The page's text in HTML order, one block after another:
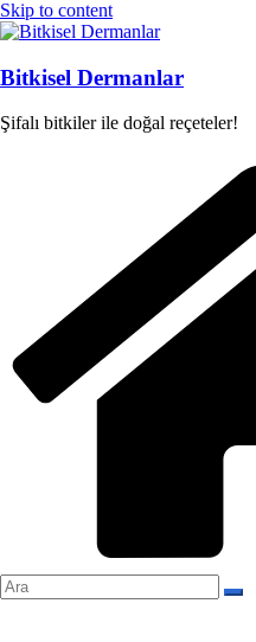
Skip to content
Bitkisel Dermanlar
Şifalı bitkiler ile doğal reçeteler!